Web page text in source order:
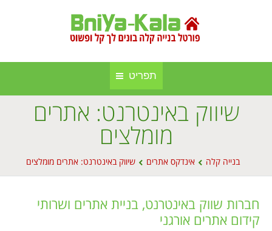
תפריט
בניה קלה
בנייה באלומיניום
סגירות חורף
סוככים
בנייה בעץ
חברות בנייה קלה ומתועשת
אינדקס אתרים
אודות הפורטל
מפת אתר
שיווק באינטרנט: אתרים
מומלצים
You are here:
בנייה קלה אינדקס אתרים שיווק באינטרנט: אתרים מומלצים
חברות שווק באינטרנט, בניית אתרים ושרותי
קידום אתרים אורגני